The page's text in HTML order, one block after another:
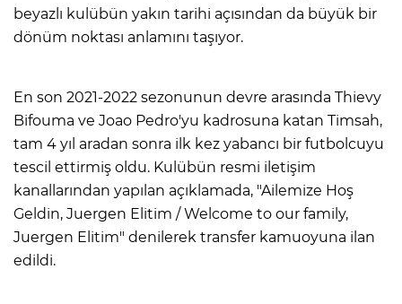
beyazlı kulübün yakın tarihi açısından da büyük bir
dönüm noktası anlamını taşıyor.
En son 2021-2022 sezonunun devre arasında Thievy
Bifouma ve Joao Pedro'yu kadrosuna katan Timsah,
tam 4 yıl aradan sonra ilk kez yabancı bir futbolcuyu
tescil ettirmiş oldu. Kulübün resmi iletişim
kanallarından yapılan açıklamada, "Ailemize Hoş
Geldin, Juergen Elitim / Welcome to our family,
Juergen Elitim" denilerek transfer kamuoyuna ilan
edildi.